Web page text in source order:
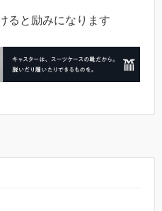
ると励みになります